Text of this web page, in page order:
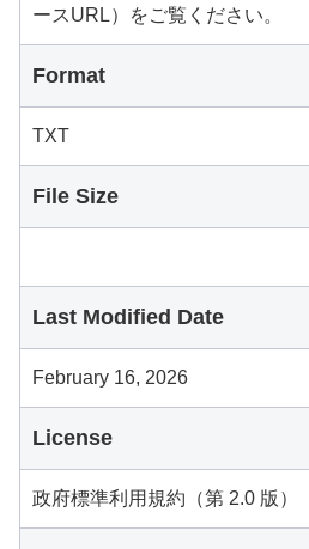
ースURL）をご覧ください。
Format
TXT
File Size
Last Modified Date
February 16, 2026
License
政府標準利用規約（第 2.0 版）